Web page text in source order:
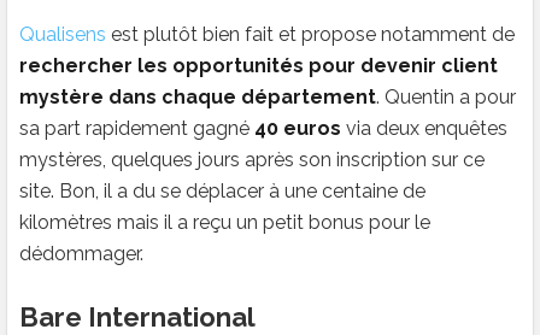
Qualisens est plutôt bien fait et propose notamment de
rechercher les opportunités pour devenir client
mystère dans chaque département. Quentin a pour
sa part rapidement gagné 40 euros via deux enquêtes
mystères, quelques jours après son inscription sur ce
site. Bon, il a du se déplacer à une centaine de
kilomètres mais il a reçu un petit bonus pour le
dédommager.
Bare International